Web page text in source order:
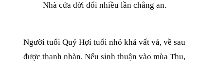
Nhà cửa đời đổi nhiều lần chẳng an.
Người tuổi Quý Hợi tuổi nhỏ khá vất vả, về sau
được thanh nhàn. Nếu sinh thuận vào mùa Thu,